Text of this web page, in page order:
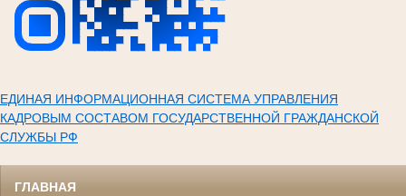
ЕДИНАЯ ИНФОРМАЦИОННАЯ СИСТЕМА УПРАВЛЕНИЯ
КАДРОВЫМ СОСТАВОМ ГОСУДАРСТВЕННОЙ ГРАЖДАНСКОЙ
СЛУЖБЫ РФ
ГЛАВНАЯ